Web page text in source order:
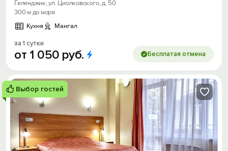
Геленджик, ул. Циолковского, д. 50
300 м до моря
Кухня
Мангал
за 1 сутки
от 1 050 руб. Бесплатая отмена
Выбор гостей